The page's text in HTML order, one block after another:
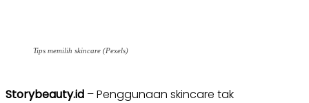
Tips memilih skincare (Pexels)
Storybeauty.id – Penggunaan skincare tak